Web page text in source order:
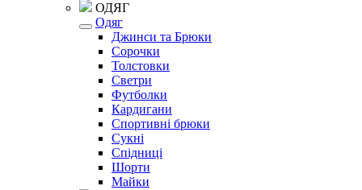
ОДЯГ
Одяг
Джинси та Брюки
Сорочки
Толстовки
Светри
Футболки
Кардигани
Спортивні брюки
Сукні
Спідниці
Шорти
Майки